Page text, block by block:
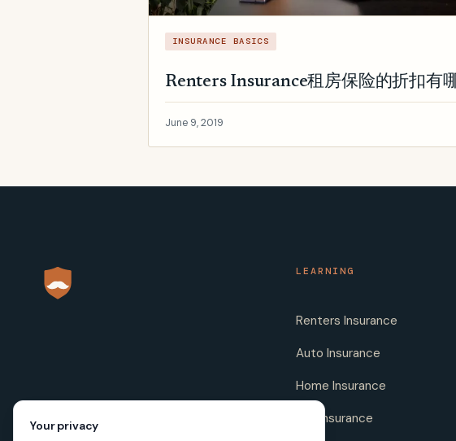
INSURANCE BASICS
Renters Insurance租房保险的折扣有
June 9, 2019
LEARNING
Renters Insurance
Auto Insurance
Home Insurance
Life Insurance
Your privacy